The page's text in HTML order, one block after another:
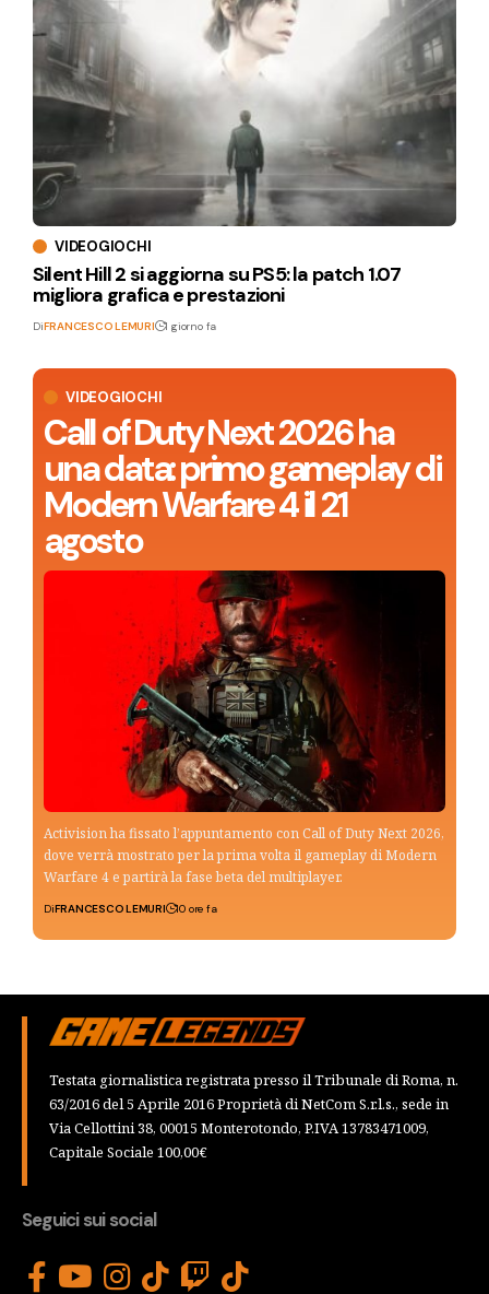
VIDEOGIOCHI
Call of Duty Next 2026 ha
una data: primo gameplay di
Modern Warfare 4 il 21
agosto
Activision ha fissato l’appuntamento con Call of Duty Next 2026,
dove verrà mostrato per la prima volta il gameplay di Modern
Warfare 4 e partirà la fase beta del multiplayer.
DiFRANCESCO LEMURI 10 ore fa
VIDEOGIOCHI
Silent Hill 2 si aggiorna su PS5: la patch 1.07
migliora grafica e prestazioni
DiFRANCESCO LEMURI 1 giorno fa
Testata giornalistica registrata presso il Tribunale di Roma, n.
63/2016 del 5 Aprile 2016 Proprietà di NetCom S.r.l.s., sede in
Via Cellottini 38, 00015 Monterotondo, P.IVA 13783471009,
Capitale Sociale 100,00€
Seguici sui social